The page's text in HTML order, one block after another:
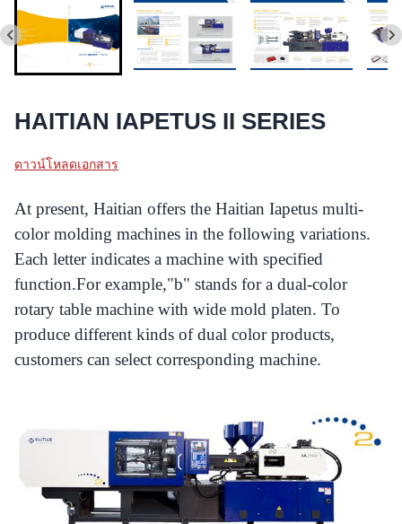
HAITIAN IAPETUS II SERIES
ดาวน์โหลดเอกสาร
At present, Haitian offers the Haitian Iapetus multi-
color molding machines in the following variations.
Each letter indicates a machine with specified
function.For example,"b" stands for a dual-color
rotary table machine with wide mold platen. To
produce different kinds of dual color products,
customers can select corresponding machine.